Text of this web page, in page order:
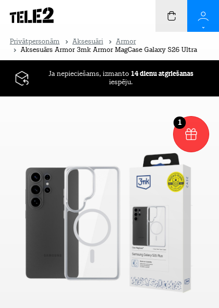
Privātpersonām Aksesuāri
Armor
Aksesuārs Armor 3mk Armor MagCase Galaxy S26 Ultra
Ja nepieciešams, izmanto 14 dienu atgriešanas
iespēju.
1